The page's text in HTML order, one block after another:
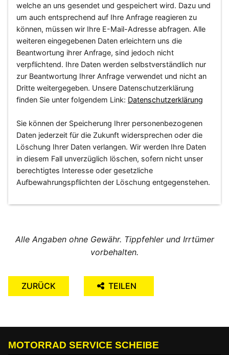
welche an uns gesendet und gespeichert wird. Dazu und
um auch entsprechend auf Ihre Anfrage reagieren zu
können, müssen wir Ihre E-Mail-Adresse abfragen. Alle
weiteren eingegebenen Daten erleichtern uns die
Beantwortung ihrer Anfrage, sind jedoch nicht
verpflichtend. Ihre Daten werden selbstverständlich nur
zur Beantwortung Ihrer Anfrage verwendet und nicht an
Dritte weitergegeben. Unsere Datenschutzerklärung
finden Sie unter folgendem Link: Datenschutzerklärung
Sie können der Speicherung Ihrer personenbezogenen
Daten jederzeit für die Zukunft widersprechen oder die
Löschung Ihrer Daten verlangen. Wir werden Ihre Daten
in diesem Fall unverzüglich löschen, sofern nicht unser
berechtigtes Interesse oder gesetzliche
Aufbewahrungspflichten der Löschung entgegenstehen.
Alle Angaben ohne Gewähr. Tippfehler und Irrtümer
vorbehalten.
ZURÜCK TEILEN
MOTORRAD SERVICE SCHEIBE